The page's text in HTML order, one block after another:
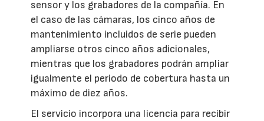
sensor y los grabadores de la compañía. En
el caso de las cámaras, los cinco años de
mantenimiento incluidos de serie pueden
ampliarse otros cinco años adicionales,
mientras que los grabadores podrán ampliar
igualmente el periodo de cobertura hasta un
máximo de diez años.
El servicio incorpora una licencia para recibir